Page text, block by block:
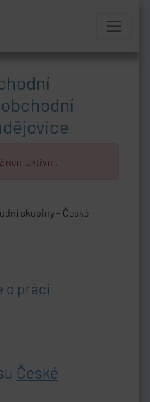
není aktivní.
skupiny - České
o práci
České